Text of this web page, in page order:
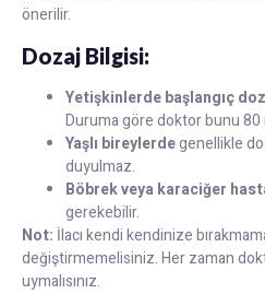
önerilir.
Dozaj Bilgisi:
Yetişkinlerde başlangıç
Duruma göre doktor bunu 80
Yaşlı bireylerdegenellikle
duyulmaz.
Böbrek veya karaciğer
gerekebilir.
Not: İlacı kendi kendinize
değiştirmemelisiniz. Her zaman
uymalısınız.